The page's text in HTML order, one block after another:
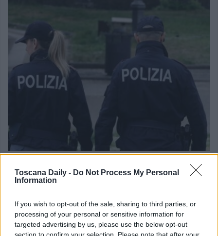
Toscana Daily - Do Not Process My Personal
Information
If you wish to opt-out of the sale, sharing to third parties, or
processing of your personal or sensitive information for
targeted advertising by us, please use the below opt-out
section to confirm your selection. Please note that after your
CRONACA
Continua l’attività di controllo del territorio della Polizia di Stato
disposta dal Questore [...]